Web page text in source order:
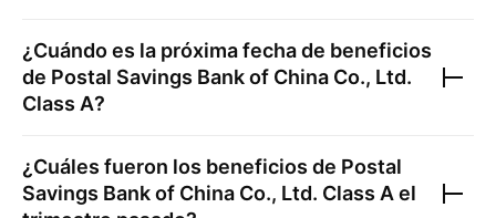
¿Cuándo es la próxima fecha de beneficios
de Postal Savings Bank of China Co., Ltd.
Class A?
¿Cuáles fueron los beneficios de Postal
Savings Bank of China Co., Ltd. Class A el